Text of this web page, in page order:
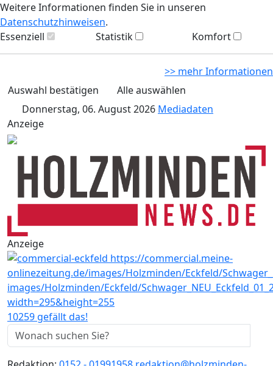
Weitere Informationen finden Sie in unseren
Datenschutzhinweisen.
Essenziell
Statistik Komfort
>> mehr Informationen
Auswahl bestätigen
Alle auswählen
Donnerstag, 06. August 2026 Mediadaten
Anzeige
Anzeige
10259 gefällt das!